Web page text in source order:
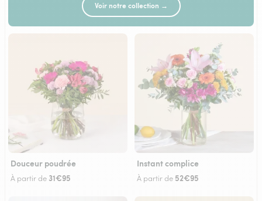
Voir notre collection →
Douceur poudrée
À partir de 31€95
Instant complice
À partir de 52€95